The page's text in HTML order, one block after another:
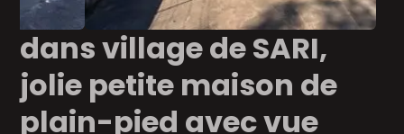
dans village de SARI,
jolie petite maison de
plain-pied avec vue